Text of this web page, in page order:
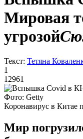
Мировая
угрозой
Текст: Тетяна
1
12961
Фото: Getty
Коронавирус в Китае
Мир